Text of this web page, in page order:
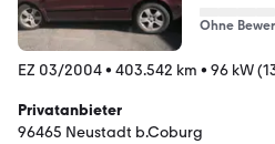
Ohne
EZ 03/2004• 403.542 km • 96 kW
Privatanbieter
96465 Neustadt b.Coburg